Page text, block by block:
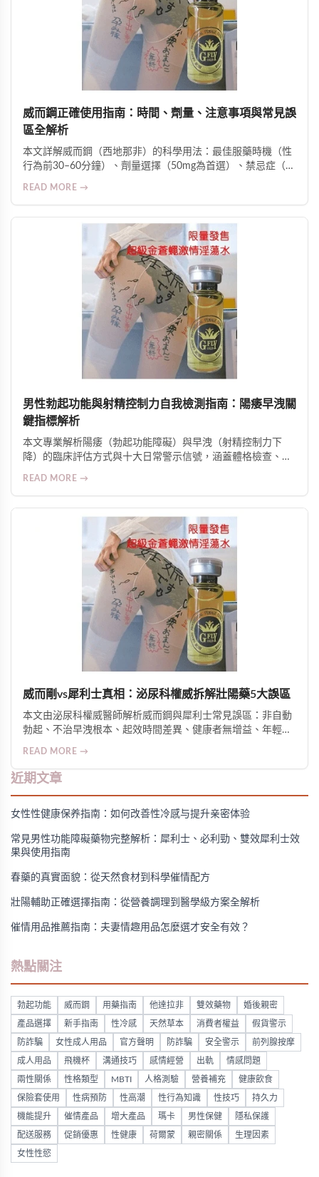
威而鋼正確使用指南：時間、劑量、注意事項與常見誤
區全解析
本文詳解威而鋼（西地那非）的科學用法：最佳服藥時機（性
行為前30–60分鐘）、劑量選擇（50mg為首選）、禁忌症（如
壓及心臟病患者須在醫師監督下使用。
READ MORE →
男性勃起功能與射精控制力自我檢測指南：陽痿早洩關
鍵指標解析
本文專業解析陽痿（勃起功能障礙）與早洩（射精控制力下
降）的臨床評估方式與十大日常警示信號，涵蓋體格檢查、病
READ MORE →
威而剛vs犀利士真相：泌尿科權威拆解壯陽藥5大誤區
本文由泌尿科權威醫師解析威而鋼與犀利士常見誤區：非自動
勃起、不治早洩根本、起效時間差異、健康者無增益、年輕人
READ MORE →
近期文章
女性性健康保养指南：如何改善性冷感与提升亲密体验
常見男性功能障礙藥物完整解析：犀利士、必利勁、雙效犀利士效
果與使用指南
春藥的真實面貌：從天然食材到科學催情配方
壯陽輔助正確選擇指南：從營養調理到醫學級方案全解析
催情用品推薦指南：夫妻情趣用品怎麼選才安全有效？
熱點關注
勃起功能 威而鋼 用藥指南 他達拉非 雙效藥物 婚後親密
產品選擇 新手指南 性冷感 天然草本 消費者權益 假貨警示
防詐騙 女性成人用品 官方聲明 防詐騙 安全警示 前列腺按摩
成人用品 飛機杯 溝通技巧 感情經營 出軌 情感問題
兩性關係 性格類型 MBTI 人格測驗 營養補充 健康飲食
保險套使用 性病預防 性高潮 性行為知識 性技巧 持久力
機能提升 催情產品 增大產品 瑪卡 男性保健 隱私保護
配送服務 促銷優惠 性健康 荷爾蒙 親密關係 生理因素
女性性慾